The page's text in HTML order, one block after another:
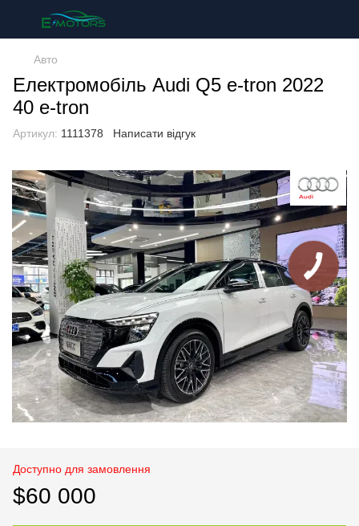
Авто
Електромобіль Audi Q5 e-tron 2022
40 e-tron
Артикул: 1111378 Написати відгук
Доступно для замовлення
$60 000